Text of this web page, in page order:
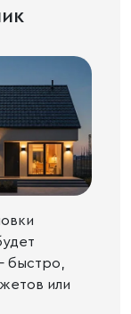
быстро,
или